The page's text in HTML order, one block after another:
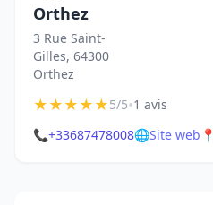
Orthez
3 Rue Saint-
Gilles, 64300
Orthez
★★★★★5/5•1 avis
📞+33687478008🌐Site web 📍